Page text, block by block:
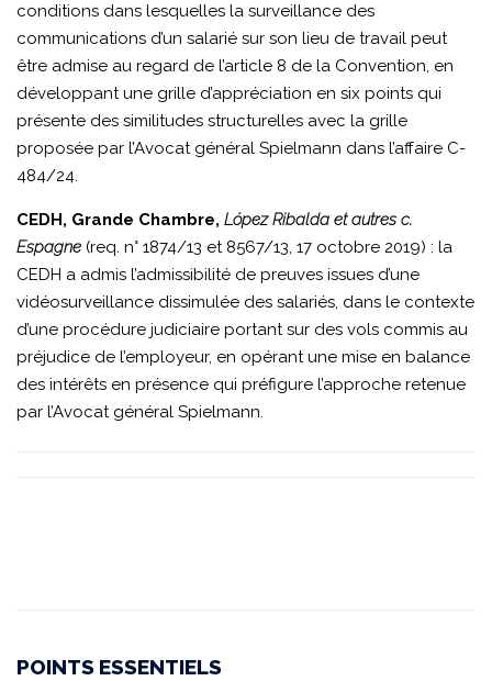
conditions dans lesquelles la surveillance des
communications d’un salarié sur son lieu de travail peut
être admise au regard de l’article 8 de la Convention, en
développant une grille d’appréciation en six points qui
présente des similitudes structurelles avec la grille
proposée par l’Avocat général Spielmann dans l’affaire C-
484/24.
CEDH, Grande Chambre, López Ribalda et autres c.
Espagne (req. n° 1874/13 et 8567/13, 17 octobre 2019) : la
CEDH a admis l’admissibilité de preuves issues d’une
vidéosurveillance dissimulée des salariés, dans le contexte
d’une procédure judiciaire portant sur des vols commis au
préjudice de l’employeur, en opérant une mise en balance
des intérêts en présence qui préfigure l’approche retenue
par l’Avocat général Spielmann.
POINTS ESSENTIELS